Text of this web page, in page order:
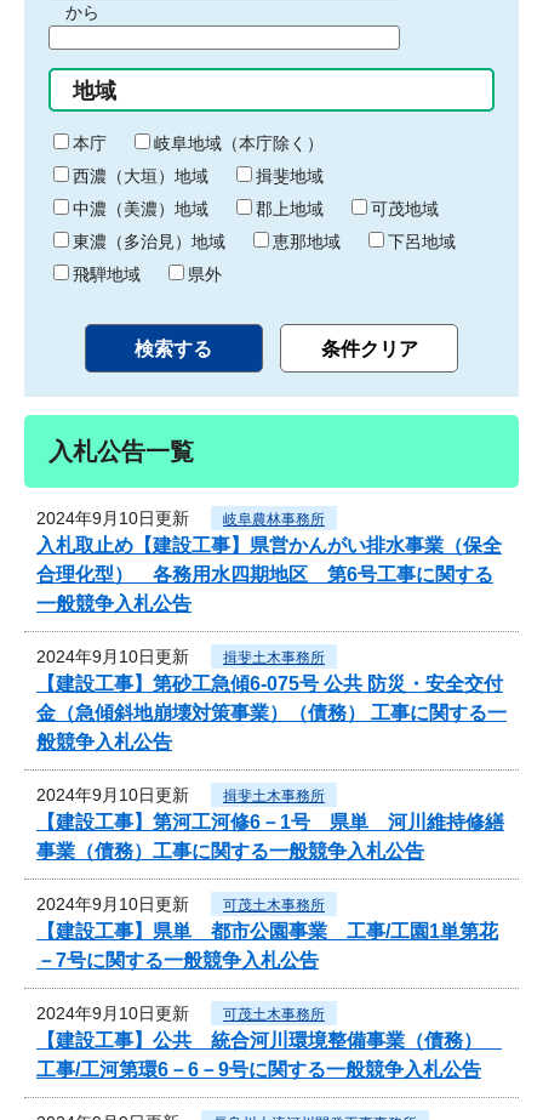
間
始
り
から
間
終
わ
り
地域
本庁
岐阜地域（本庁除く）
西濃（大垣）地域
揖斐地域
中濃（美濃）地域
郡上地域
可茂地域
東濃（多治見）地域
恵那地域
下呂地域
飛騨地域
県外
入札公告一覧
2024年9月10日更新 岐阜農林事務所
入札取止め【建設工事】県営かんがい排水事業（保全
合理化型） 各務用水四期地区 第6号工事に関する
一般競争入札公告
2024年9月10日更新 揖斐土木事務所
【建設工事】第砂工急傾6-075号 公共 防災・安全交付
金（急傾斜地崩壊対策事業）（債務） 工事に関する一
般競争入札公告
2024年9月10日更新 揖斐土木事務所
【建設工事】第河工河修6－1号 県単 河川維持修繕
事業（債務）工事に関する一般競争入札公告
2024年9月10日更新 可茂土木事務所
【建設工事】県単 都市公園事業 工事/工園1単第花
－7号に関する一般競争入札公告
2024年9月10日更新 可茂土木事務所
【建設工事】公共 統合河川環境整備事業（債務）
工事/工河第環6－6－9号に関する一般競争入札公告